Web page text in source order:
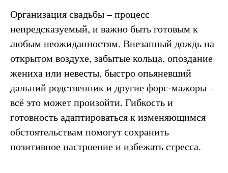
Организация свадьбы – процесс
непредсказуемый, и важно быть готовым к
любым неожиданностям. Внезапный дождь на
открытом воздухе, забытые кольца, опоздание
жениха или невесты, быстро опьяневший
дальний родственник и другие форс-мажоры –
всё это может произойти. Гибкость и
готовность адаптироваться к изменяющимся
обстоятельствам помогут сохранить
позитивное настроение и избежать стресса.